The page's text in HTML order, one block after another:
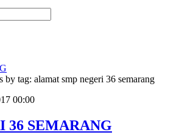
by tag: alamat smp negeri 36 semarang
00:00
36 SEMARANG